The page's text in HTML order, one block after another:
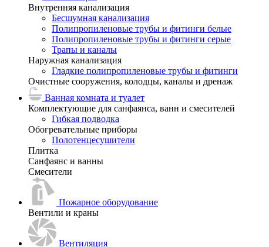
Внутренняя канализация
Бесшумная канализация
Полипропиленовые трубы и фитинги белые
Полипропиленовые трубы и фитинги серые
Трапы и каналы
Наружная канализация
Гладкие полипропиленовые трубы и фитинги
Очистные сооружения, колодцы, каналы и дренаж
Ванная комната и туалет
Комплектующие для санфаянса, ванн и смесителей
Гибкая подводка
Обогревательные приборы
Полотенцесушители
Плитка
Санфаянс и ванны
Смесители
Пожарное оборудование
Вентили и краны
Вентиляция